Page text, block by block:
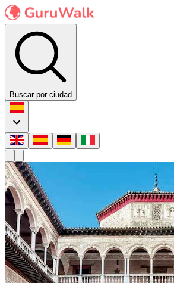
Buscar por ciudad